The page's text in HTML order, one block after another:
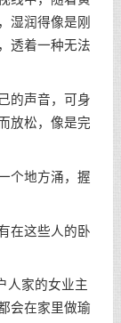
湿润得像是刚
透着一种无法
的声音，可身
放松，像是完
个地方涌，握
在这些人的卧
家的女业主
会在家里做瑜